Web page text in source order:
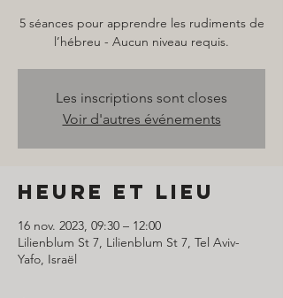
5 séances pour apprendre les rudiments de
l’hébreu - Aucun niveau requis.
Les inscriptions sont closes
Voir d'autres événements
Heure et lieu
16 nov. 2023, 09:30 – 12:00
Lilienblum St 7, Lilienblum St 7, Tel Aviv-
Yafo, Israël